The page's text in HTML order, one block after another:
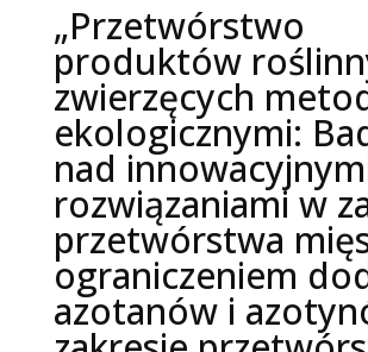
„Przetwórstwo
produktów
zwierzęcych
ekologicznymi:
nad
rozwiązaniami w
przetwórstwa
ograniczeniem
azotanów i